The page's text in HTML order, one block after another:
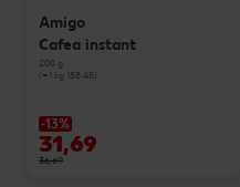
Amigo
Cafea instant
200 g
(=1 kg 158.45)
-13%
31,69
36,69